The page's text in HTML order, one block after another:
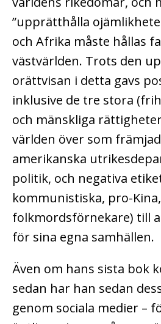
”upprätthålla
och Afrika måste hållas
västvärlden. Trots den
orättvisan i detta gavs
inklusive de tre stora
och mänskliga
världen över som
amerikanska
politik, och negativa
kommunistiska, pro-
folkmordsförnekare) till
för sina egna samhällen.
Även om hans sista bok
sedan har han sedan
genom sociala medier –